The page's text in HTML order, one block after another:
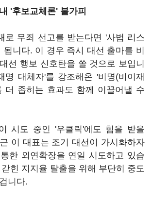
'후보교체론' 불가피
로 무죄 선고를 받는다면 '사법 리스
니다. 이 경우 즉시 대선 출마를 비
선 행보 신호탄을 쏠 것으로 보입니
명 대체자'를 강조해온 '비명(비이재
더 좁히는 효과도 함께 이끌어낼 수
시도 중인 '우클릭'에도 힘을 받을
이 대표는 조기 대선이 가시화하자
한 외연확장을 연일 시도하고 있습
힌 지지율 탈출을 위해 부단히 중도
니다.